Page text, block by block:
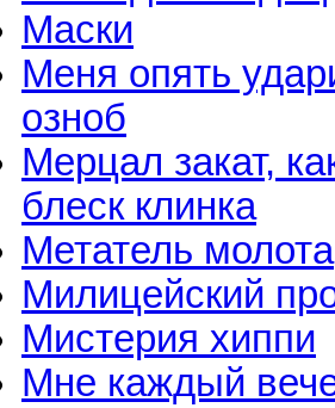
Маски
Меня опять
озноб
Мерцал закат,
блеск клинка
Метатель молота
Милицейский
Мистерия хиппи
Мне каждый